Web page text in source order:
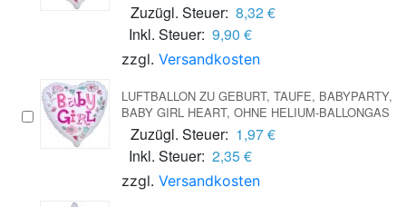
Zuzügl. Steuer: 8,32 €
Inkl. Steuer: 9,90 €
zzgl. Versandkosten
LUFTBALLON ZU GEBURT, TAUFE, BABYPARTY,
BABY GIRL HEART, OHNE HELIUM-BALLONGAS
Zuzügl. Steuer: 1,97 €
Inkl. Steuer: 2,35 €
zzgl. Versandkosten